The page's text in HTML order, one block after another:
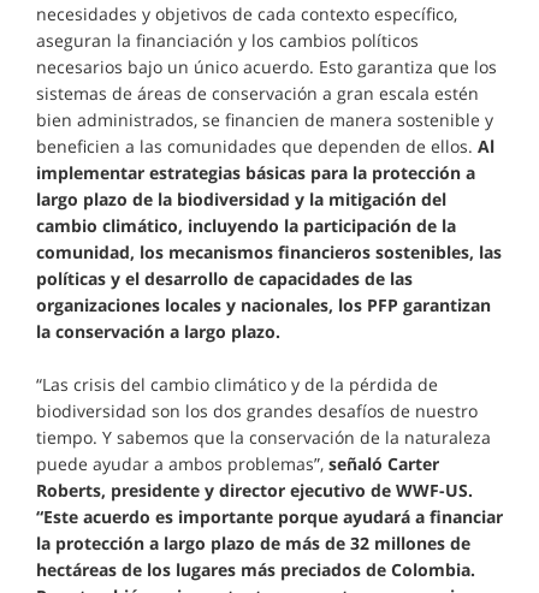
necesidades y objetivos de cada contexto específico,
aseguran la financiación y los cambios políticos
necesarios bajo un único acuerdo. Esto garantiza que los
sistemas de áreas de conservación a gran escala estén
bien administrados, se financien de manera sostenible y
beneficien a las comunidades que dependen de ellos. Al
implementar estrategias básicas para la protección a
largo plazo de la biodiversidad y la mitigación del
cambio climático, incluyendo la participación de la
comunidad, los mecanismos financieros sostenibles, las
políticas y el desarrollo de capacidades de las
organizaciones locales y nacionales, los PFP garantizan
la conservación a largo plazo.
“Las crisis del cambio climático y de la pérdida de
biodiversidad son los dos grandes desafíos de nuestro
tiempo. Y sabemos que la conservación de la naturaleza
puede ayudar a ambos problemas”, señaló Carter
Roberts, presidente y director ejecutivo de WWF-US.
“Este acuerdo es importante porque ayudará a financiar
la protección a largo plazo de más de 32 millones de
hectáreas de los lugares más preciados de Colombia.